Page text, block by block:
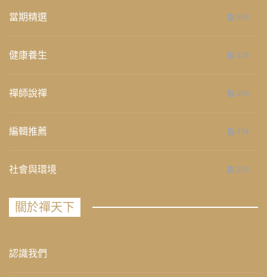
當期精選 658
健康養生 276
禪師說禪 268
編輯推薦 236
社會與環境 235
關於禪天下
認識我們